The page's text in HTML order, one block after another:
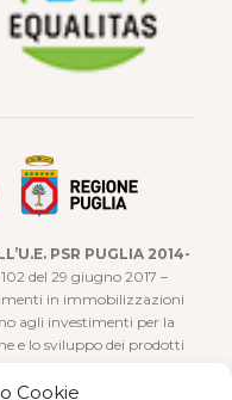
Cookie
PSR PUGLIA 2014-
del 29 giugno 2017 –
in immobilizzazioni
agli investimenti per la
e lo sviluppo dei prodotti